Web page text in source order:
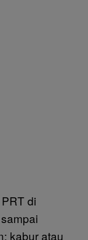
di
kabur atau